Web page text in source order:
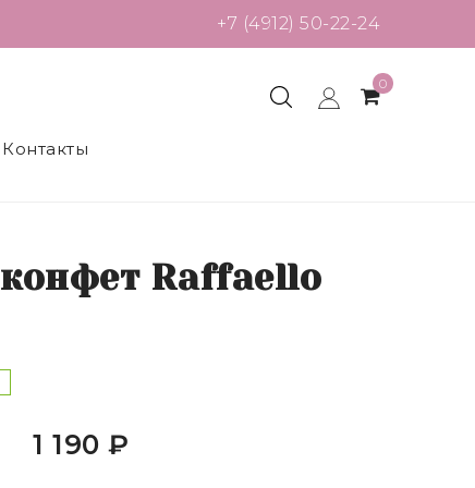
+7 (4912) 50-22-24
0
Контакты
Raffaello
1 190 ₽